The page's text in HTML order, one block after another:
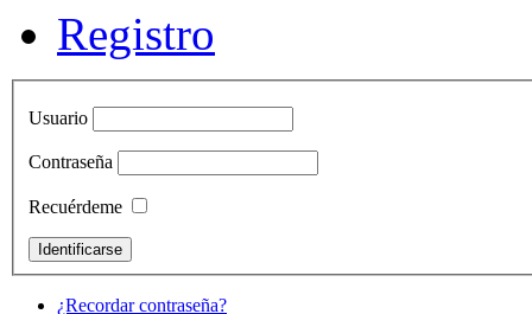
Registro
Usuario
Contraseña
Recuérdeme
¿Recordar contraseña?